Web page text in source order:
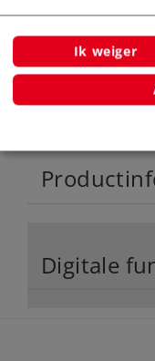
van korte
Digitale
Ik weiger